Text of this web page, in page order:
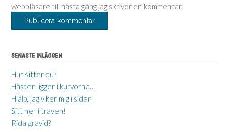
webbläsare till nästa gång jag skriver en kommentar.
SENASTE INLÄGGEN
Hur sitter du?
Hästen ligger i kurvorna…
Hjälp, jag viker mig i sidan
Sitt ner i traven!
Rida gravid?